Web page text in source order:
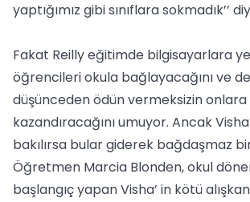
yaptığımız gibi sınıflara sokmadık’’
Fakat Reilly eğitimde bilgisayarlara
öğrencileri okula bağlayacağını ve
düşünceden ödün vermeksizin
kazandıracağını umuyor. Ancak
bakılırsa bular giderek bağdaşmaz
Öğretmen Marcia Blonden, okul
başlangıç yapan Visha’ in kötü